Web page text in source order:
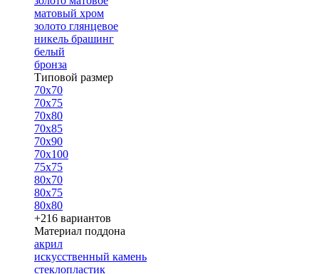
матовый хром
золото глянцевое
никель брашинг
белый
бронза
Типовой размер
70х70
70х75
70х80
70х85
70х90
70х100
75х75
80х70
80х75
80х80
+216 вариантов
Материал поддона
акрил
искусственный камень
стеклопластик